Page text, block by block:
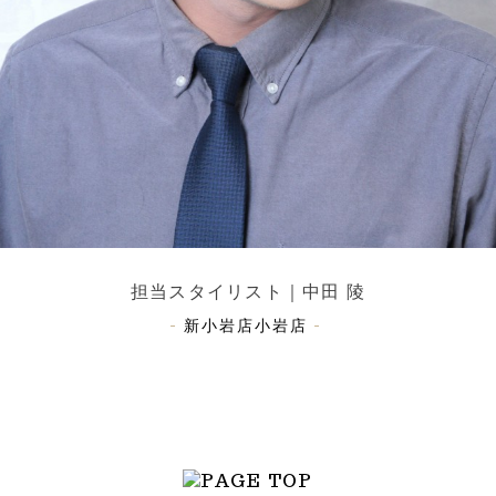
担当スタイリスト｜中田 陵
- 新小岩店小岩店 -